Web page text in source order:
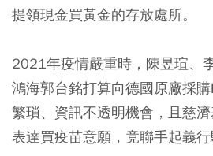
提領現金買黃金的存放處所。
2021年疫情嚴重時，陳昱瑄、
鴻海郭台銘打算向德國原廠採
繁瑣、資訊不透明機會，且慈
表達買疫苗意願，竟聯手起義行